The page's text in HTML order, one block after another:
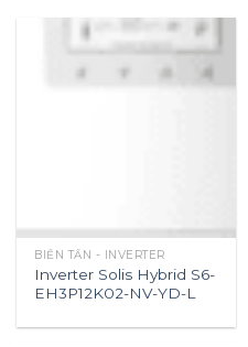
BIẾN TẦN - INVERTER
Inverter Solis Hybrid S6-
EH3P12K02-NV-YD-L